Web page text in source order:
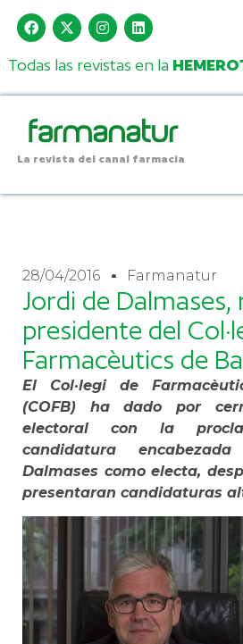
Todas las revistas en la
La revista del canal farmacia
28/04/2016 Farmanatur
Jordi de Dalmases,
presidente del
Farmacèutics de
El Col·legi de
(COFB) ha dado por
electoral con la
candidatura
Dalmases como electa,
presentaran candidaturas